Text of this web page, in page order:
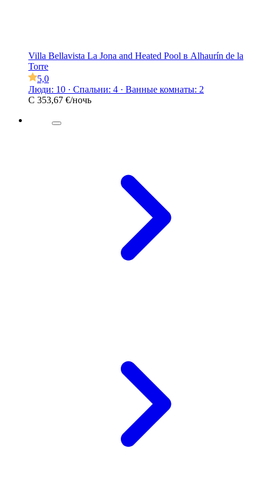
Villa Bellavista La Jona and Heated Pool в Alhaurín de la
Torre
5,0
Люди: 10 · Спальни: 4 · Ванные комнаты: 2
С 353,67 €/ночь